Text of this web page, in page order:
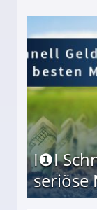
I❶I
seriöse